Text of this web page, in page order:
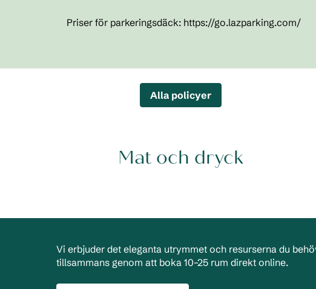
Priser för parkeringsdäck: https://go.lazparking.com/
Alla policyer
Mat och dryck
Vi erbjuder det eleganta utrymmet och resurserna du
tillsammans genom att boka 10–25 rum direkt online.